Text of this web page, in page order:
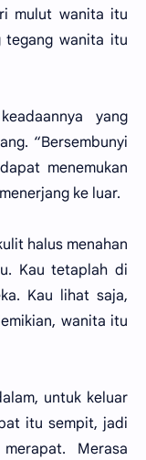
mulut wanita itu
tegang wanita itu
yang
“Bersembunyi
menemukan
ke luar.
halus menahan
Kau tetaplah di
Kau lihat saja,
wanita itu
untuk keluar
itu sempit, jadi
Merasa